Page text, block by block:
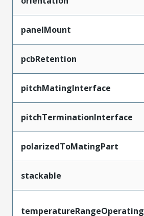
panelMount
pcbRetention
pitchMatingInterface
pitchTerminationInterface
polarizedToMatingPart
stackable
temperatureRangeOperating